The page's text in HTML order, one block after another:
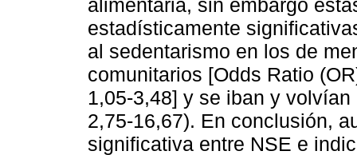
alimentaria, sin embargo
estadísticamente
al sedentarismo en los de
comunitarios [Odds Ratio
1,05-3,48] y se iban y
2,75-16,67). En conclusión,
significativa entre NSE e